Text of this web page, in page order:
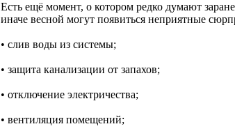
Есть ещё момент, о котором редко думают
иначе весной могут появиться неприятные
• слив воды из системы;
• защита канализации от запахов;
• отключение электричества;
• вентиляция помещений;